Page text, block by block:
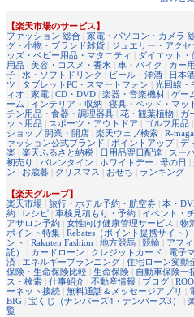
【楽天市場のサービス】
ファッション 総合 | 家電・パソコン・カメラ
グ・小物・ブランド雑貨 | ジュエリー・アクセ
ッズ・ベビー用品・マタニティ | ダイエット・
用品 | 美容・コスメ・香水 | 車・バイク | カー
子 | 水・ソフトドリンク | ビール・洋酒 | 日本
ツ | タブレットPC・スマートフォン | 光回線・
ィオ | 家電 | CD・DVD | 楽器・音楽機材 | ゲー
ーム | インテリア・収納 | 寝具・ベッド・マッ
チン用品・食器・調理器具 | 花・観葉植物 | ガ
ット用品 | スポーツ・アウトドア | ゴルフ用品 |
ショップ 開業・開店 | 楽天ウェブ検索 | R-
ァッション公式ブランド | ポイントアップ| デ
楽 | 楽天ふるさと納税 | 日用品翌日配達 | スー
初売り | バレンタイン | ホワイトデー | 母の日 |
ン | お歳暮 | クリスマス | おせち | ランキング
【楽天グループ】
楽天市場 | 旅行・ホテル予約・航空券 | 本・
約 | レシピ | 車検見積もり・予約 | イベント・
アサロン予約 | 女性向け健康管理サービス | 物
ポイント特集 | Rebates（ポイント提携サイト）
ント | Rakuten Fashion | 地方競馬 | 競輪 | アフ
託）
| カードローン | クレジットカード | 電子
済 | エネルギープランニング | 住宅ローン変動
保険・生命保険比較 | 生命保険 | 自動車保険一
ス・検索 | 仕事紹介 | 不動産情報 | ブログ |
ーネット接続 | 無料通話＆メッセージアプリ |
BIG | 宝くじ（ナンバーズ4・ナンバーズ3） |
覧